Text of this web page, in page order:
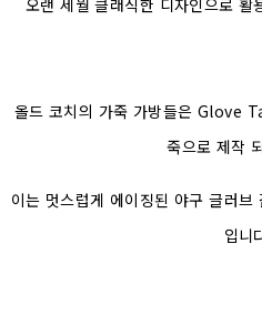
올드 코치의 가죽 가방들은 Glove
죽으로 제작
이는 멋스럽게 에이징된 야구 글러
입니